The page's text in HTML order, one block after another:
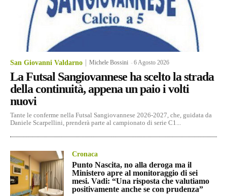
San Giovanni Valdarno Michele Bossini -6 Agosto 2026
La Futsal Sangiovannese ha scelto la strada
della continuità, appena un paio i volti
nuovi
Tante le conferme nella Futsal Sangiovannese 2026-2027, che, guidata da
Daniele Scarpellini, prenderà parte al campionato di serie C1...
Cronaca
Punto Nascita, no alla deroga ma il
Ministero apre al monitoraggio di sei
mesi. Vadi: “Una risposta che valutiamo
positivamente anche se con prudenza”